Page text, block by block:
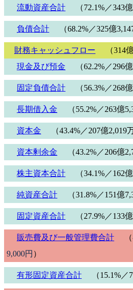
流動資産合計 （72.1%／343
負債合計 （68.2%／325億
財務キャッシュフロー
（314
現金及び預金
（62.2%／296
固定負債合計 （56.3%／268
長期借入金 （55.2%／263億
資本金 （43.4%／207億2,019
資本剰余金 （43.2%／206億
株主資本合計 （34.1%／162
純資産合計 （31.8%／151億
固定資産合計 （27.9%／133
販売費及び一般管理費合計 （
9,000円 ）
有形固定資産合計 （15.1%／